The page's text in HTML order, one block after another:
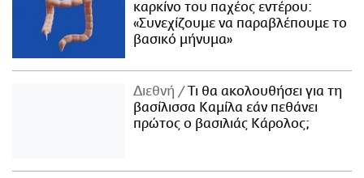
καρκίνο του παχέος εντέρου:
«Συνεχίζουμε να παραβλέπουμε το
βασικό μήνυμα»
Διεθνή
Τι θα ακολουθήσει για τη
βασίλισσα Καμίλα εάν πεθάνει
πρώτος ο βασιλιάς Κάρολος;